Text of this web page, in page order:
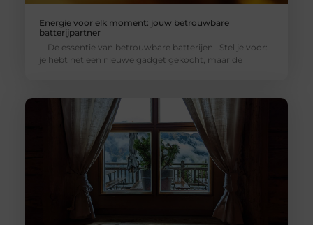
Energie voor elk moment: jouw betrouwbare
batterijpartner
De essentie van betrouwbare batterijen Stel je voor:
je hebt net een nieuwe gadget gekocht, maar de